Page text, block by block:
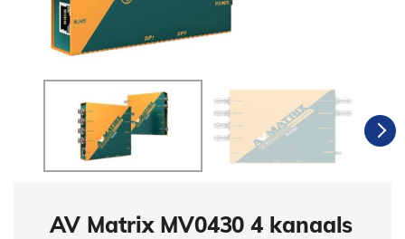
AV Matrix MV0430 4 kanaals